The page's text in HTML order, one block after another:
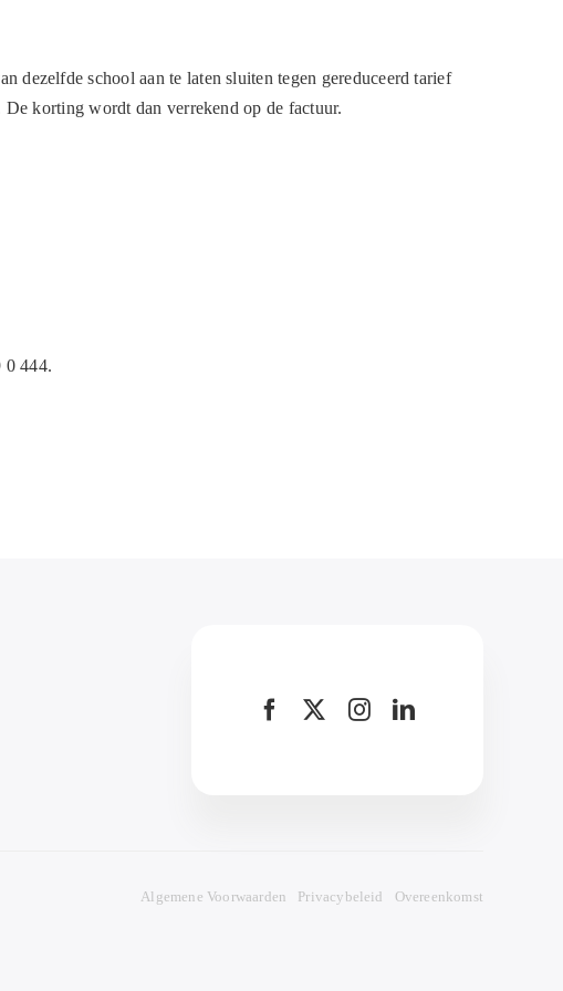
dezelfde school aan te laten sluiten tegen gereduceerd tarief
korting wordt dan verrekend op de factuur.
0 444.
Algemene Voorwaarden Privacybeleid Overeenkomst